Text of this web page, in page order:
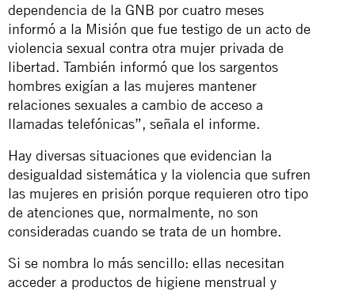
dependencia de la GNB por cuatro meses
informó a la Misión que fue testigo de un acto de
violencia sexual contra otra mujer privada de
libertad. También informó que los sargentos
hombres exigían a las mujeres mantener
relaciones sexuales a cambio de acceso a
llamadas telefónicas”, señala el informe.
Hay diversas situaciones que evidencian la
desigualdad sistemática y la violencia que sufren
las mujeres en prisión porque requieren otro tipo
de atenciones que, normalmente, no son
consideradas cuando se trata de un hombre.
Si se nombra lo más sencillo: ellas necesitan
acceder a productos de higiene menstrual y